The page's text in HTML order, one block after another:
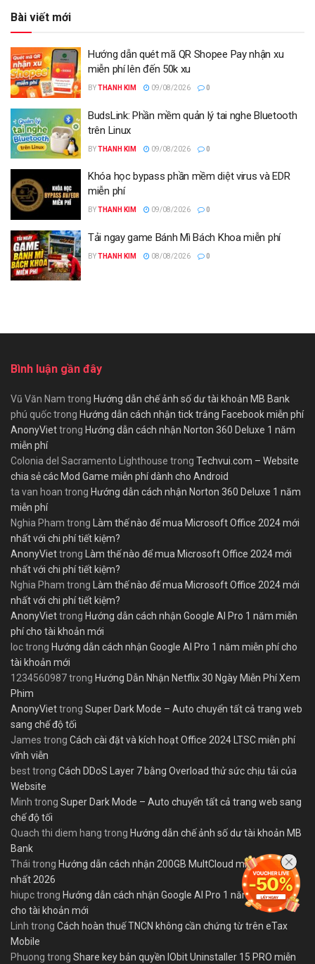
Bài viết mới
Hướng dẫn quét mã QR Shopee Pay nhận xu
miễn phí lên đến 50k xu
BYTHANH KIM 09/08/2026 0
BudsLink: Phần mềm quản lý tai nghe Bluetooth
trên Linux
BYTHANH KIM 09/08/2026 0
Khóa học bypass phần mềm diệt virus và EDR
miễn phí
BYTHANH KIM 09/08/2026 0
Tải ngay game Bánh Mì Bách Khoa miễn phí
BYTHANH KIM 08/08/2026 0
Bình luận gần đây
Vũ Văn Nam trong Hướng dẫn chế ảnh số dư tài khoản MB Bank
phú quốctrong Hướng dẫn cách nhận tick trắng Facebook miễn phí
AnonyViettrong Hướng dẫn cách nhận Norton 360 Deluxe 1 năm
miễn phí
Colonia del Sacramento Lighthouse trong Techvui.com – Website
chia sẻ các Mod Game miễn phí dành cho Android
ta van hoan trong Hướng dẫn cách nhận Norton 360 Deluxe 1 năm
miễn phí
Nghia Pham trong Làm thế nào để mua Microsoft Office 2024 mới
nhất với chi phí tiết kiệm?
AnonyViettrong Làm thế nào để mua Microsoft Office 2024 mới
nhất với chi phí tiết kiệm?
Nghia Pham trong Làm thế nào để mua Microsoft Office 2024 mới
nhất với chi phí tiết kiệm?
AnonyViettrong Hướng dẫn cách nhận Google AI Pro 1 năm miễn
phí cho tài khoản mới
loctrong Hướng dẫn cách nhận Google AI Pro 1 năm miễn phí cho
tài khoản mới
1234560987trong Hướng Dẫn Nhận Netflix 30 Ngày Miễn Phí Xem
Phim
AnonyViettrong Super Dark Mode – Auto chuyển tất cả trang web
sang chế độ tối
James trong Cách cài đặt và kích hoạt Office 2024 LTSC miễn phí
vĩnh viễn
besttrong Cách DDoS Layer 7 bằng Overload thử sức chịu tải của
Website
Minh trong Super Dark Mode – Auto chuyển tất cả trang web sang
chế độ tối
Quach thi diem hang trong Hướng dẫn chế ảnh số dư tài khoản MB
Bank
Thái trong Hướng dẫn cách nhận 200GB MultCloud miễn phí mới
nhất 2026
hiupctrong Hướng dẫn cách nhận Google AI Pro 1 năm miễn phí
cho tài khoản mới
Linh trong Cách hoàn thuế TNCN không cần chứng từ trên eTax
Mobile
Phuong trong Share key bản quyền IObit Uninstaller 15 PRO miễn